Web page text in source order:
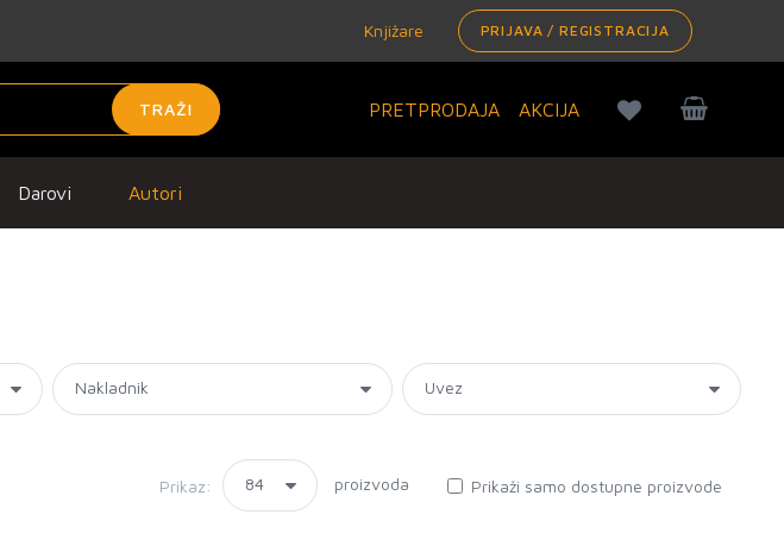
Knjižare PRIJAVA / REGISTRACIJA
TRAŽI PRETPRODAJA AKCIJA
Darovi Autori
Prikaz: proizvoda Prikaži samo dostupne proizvode